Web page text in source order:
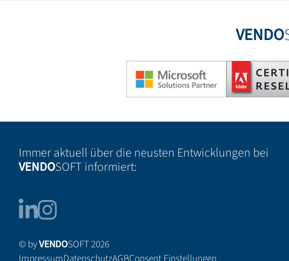
VENDO
Immer aktuell über die neusten Entwicklungen bei
VENDOSOFT informiert:
© byVENDOSOFT 2026